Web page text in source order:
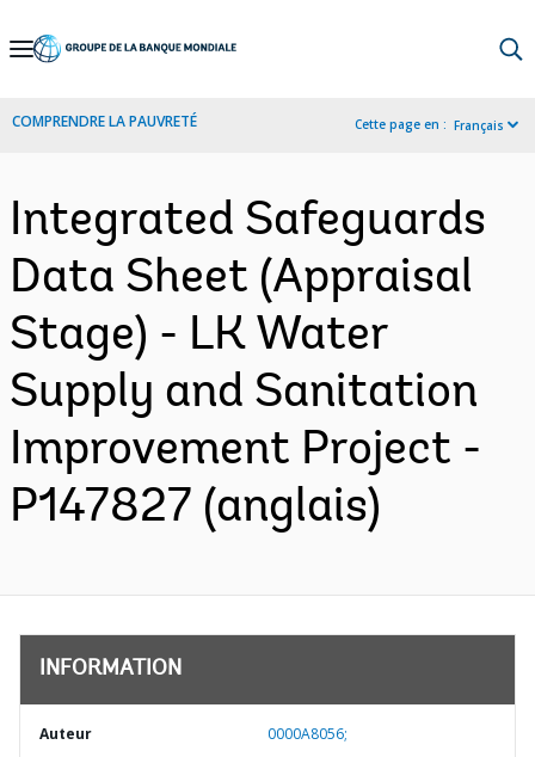
Skip
Navigation
COMPRENDRE LA PAUVRETÉ Cette page en : Français
Integrated Safeguards
Data Sheet (Appraisal
Stage) - LK Water
Supply and Sanitation
Improvement Project -
P147827 (anglais)
INFORMATION
Auteur 0000A8056;